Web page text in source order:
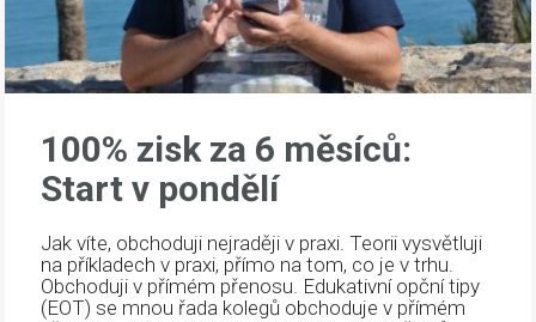
100% zisk za 6 měsíců:
Start v pondělí
Jak víte, obchoduji nejraději v praxi. Teorii vysvětluji
na příkladech v praxi, přímo na tom, co je v trhu.
Obchoduji v přímém přenosu. Edukativní opční tipy
(EOT) se mnou řada kolegů obchoduje v přímém